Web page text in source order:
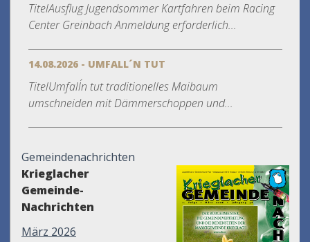
TitelAusflug Jugendsommer Kartfahren beim Racing
Center Greinbach Anmeldung erforderlich...
14.08.2026 - UMFALL´N TUT
TitelUmfall´n tut traditionelles Maibaum
umschneiden mit Dämmerschoppen und...
Gemeindenachrichten
Krieglacher
Gemeinde-
Nachrichten
März 2026